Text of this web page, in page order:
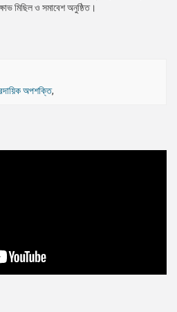
মিছিল ও সমাবেশ অনুষ্ঠিত।
অপশক্তি,